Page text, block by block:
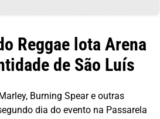
Reggae lota Arena
de São Luís
Burning Spear e outras
dia do evento na Passarela